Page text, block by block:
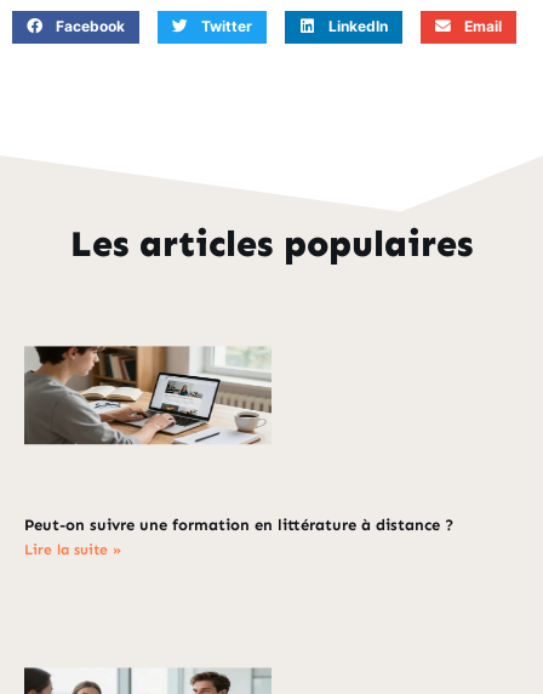
Facebook Twitter LinkedIn Email
Les articles populaires
Peut-on suivre une formation en littérature à distance ?
Lire la suite »